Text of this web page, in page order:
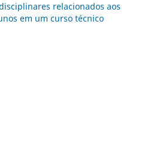
relacionados aos
em um curso técnico